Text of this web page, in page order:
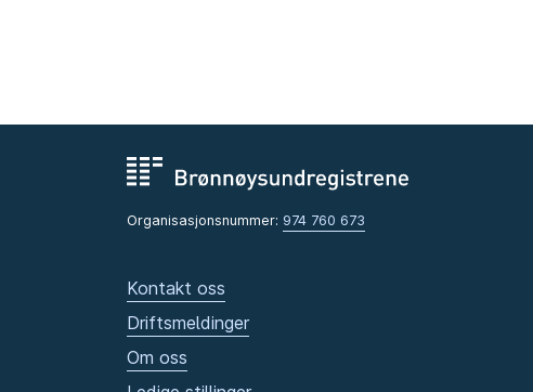
Organisasjonsnummer: 974 760 673
Kontakt oss
Driftsmeldinger
Om oss